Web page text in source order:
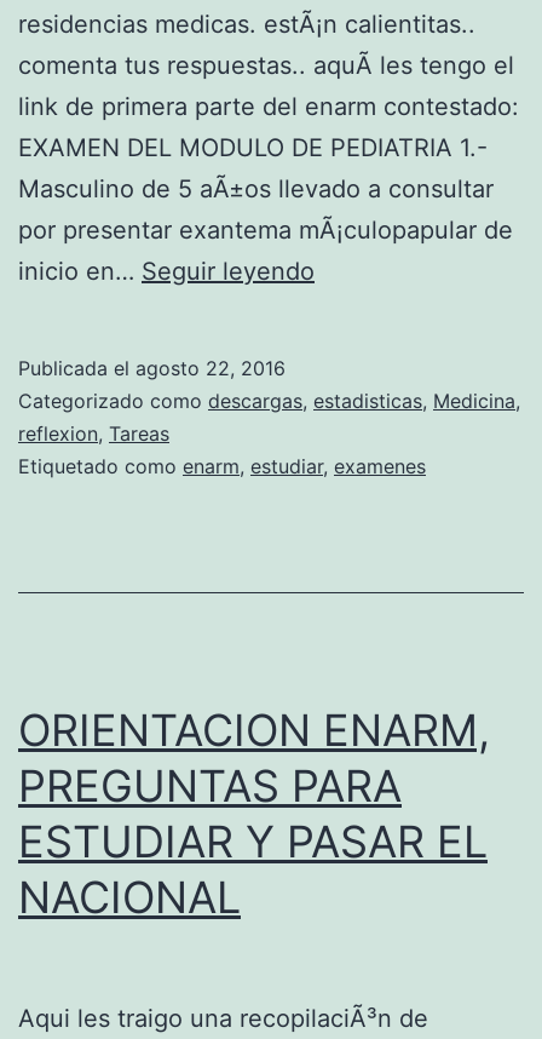
‰
W
O
O
O
W
E
O
A
…
residencias medicas. estÃ¡n calientitas..
comenta tus respuestas.. aquÃ­ les tengo el
link de primera parte del enarm contestado:
EXAMEN DEL MODULO DE PEDIATRIA 1.-
Masculino de 5 aÃ±os llevado a consultar
por presentar exantema mÃ¡culopapular de
inicio en… Seguir leyendo
G
N
S
A
R
M
Publicada el agosto 22, 2016
Categorizado como descargas, estadisticas, Medicina,
reflexion, Tareas
Etiquetado como enarm, estudiar, examenes
ORIENTACION ENARM,
PREGUNTAS PARA
ESTUDIAR Y PASAR EL
NACIONAL
Aqui les traigo una recopilaciÃ³n de